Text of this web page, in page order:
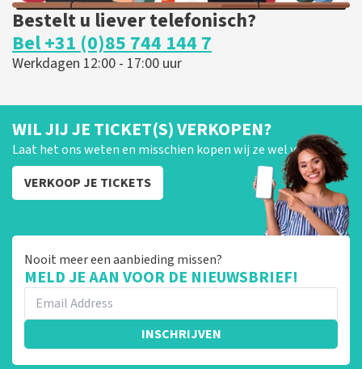
Bestelt u liever telefonisch?
Bel +31 (0)85 744 144 7
Werkdagen 12:00 - 17:00 uur
WIL JIJ JE TICKET(S) VERKOPEN?
Laat het ons weten en misschien kopen wij ze wel van je!
VERKOOP JE TICKETS
Nooit meer een aanbieding missen?
MELD JE AAN VOOR DE NIEUWSBRIEF!
INSCHRIJVEN